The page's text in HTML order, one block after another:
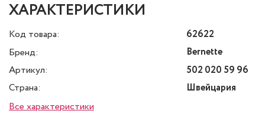
ХАРАКТЕРИСТИКИ
Код товара:
62622
Бренд:
Bernette
Артикул:
502 020 59 96
Страна:
Швейцария
Все характеристики